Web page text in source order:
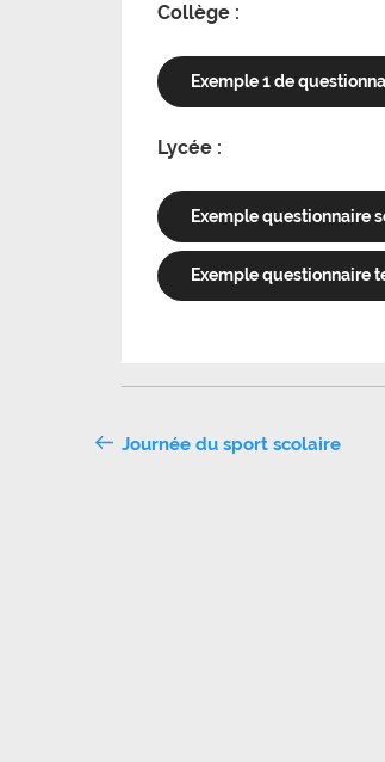
Collège :
Exemple 1 de
Lycée :
Exemple questionnaire
Exemple questionnaire
Navigation
Journée du sport scolaire